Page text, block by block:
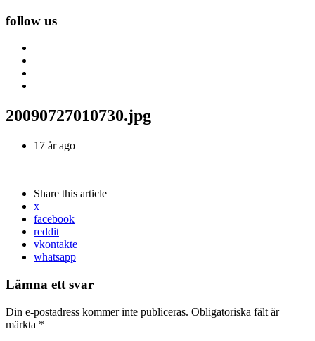
follow us
20090727010730.jpg
17 år ago
Share this article
x
facebook
reddit
vkontakte
whatsapp
Lämna ett svar
Din e-postadress kommer inte publiceras. Obligatoriska fält är
märkta *